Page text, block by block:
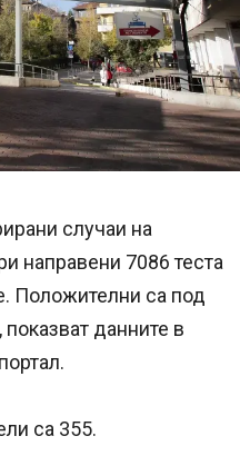
случаи на
направени 7086 теста
Положителни са под
показват данните в
са 355.